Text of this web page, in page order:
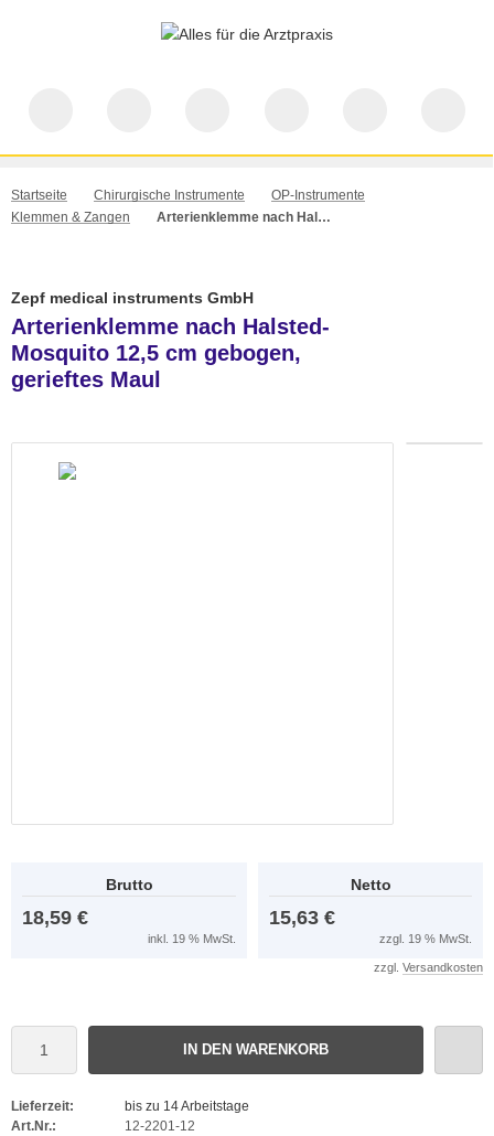
Startseite Chirurgische Instrumente
OP-Instrumente
Klemmen & Zangen
Arterienklemme nach Halsted-Mosquito 12,5 cm gebogen, gerieftes Maul
Zepf medical instruments GmbH
Arterienklemme nach Halsted-
Mosquito 12,5 cm gebogen,
gerieftes Maul
Brutto
18,59 €
inkl. 19 % MwSt.
Netto
15,63 €
zzgl. 19 % MwSt.
zzgl. Versandkosten
IN DEN WARENKORB
Lieferzeit:
bis zu 14 Arbeitstage
Art.Nr.:
12-2201-12